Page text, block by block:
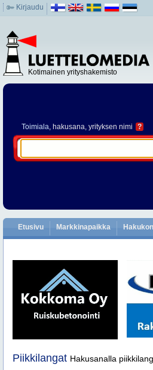
Kirjaudu
Kotimainen yrityshakemisto
Toimiala, hakusana, yrityksen nimi ?
Etusivu Markkinapaikka
Piikkilangat Hakusanalla